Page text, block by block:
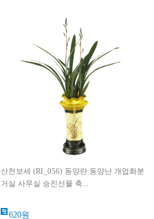
산천보세 (RI_056) 동양란 동양난 개업화분
거실 사무실 승진선물 축...
620원